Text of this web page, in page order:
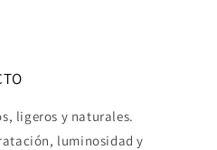
ligeros y naturales.
luminosidad y